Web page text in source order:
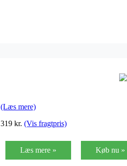
(Læs mere)
319 kr. (Vis fragtpris)
Læs mere » Køb nu »